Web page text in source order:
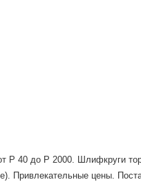
P 40 до P 2000. Шлифкруги
Привлекательные цены.